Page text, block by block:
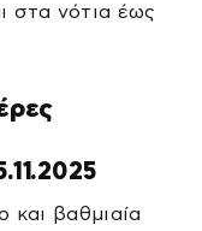
στα νότια έως
και βαθμιαία